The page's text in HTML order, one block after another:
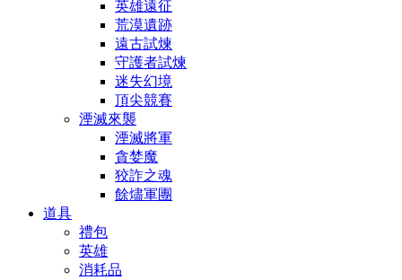
英雄遠征
荒漠遺跡
遠古試煉
守護者試煉
迷失幻境
頂尖競賽
湮滅來襲
湮滅將軍
貪婪魔
狡詐之魂
餘燼軍團
道具
禮包
英雄
消耗品